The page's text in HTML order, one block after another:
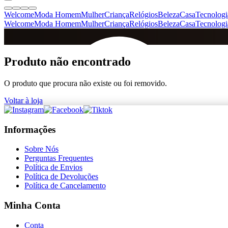
WelcomeModa HomemMulherCriançaRelógiosBelezaCasa
WelcomeModa HomemMulherCriançaRelógiosBelezaCasa
+de 36.000 reviews
Produto não encontrado
O produto que procura não existe ou foi removido.
Voltar à loja
Informações
Sobre Nós
Perguntas Frequentes
Política de Envios
Política de Devoluções
Política de Cancelamento
Minha Conta
Conta